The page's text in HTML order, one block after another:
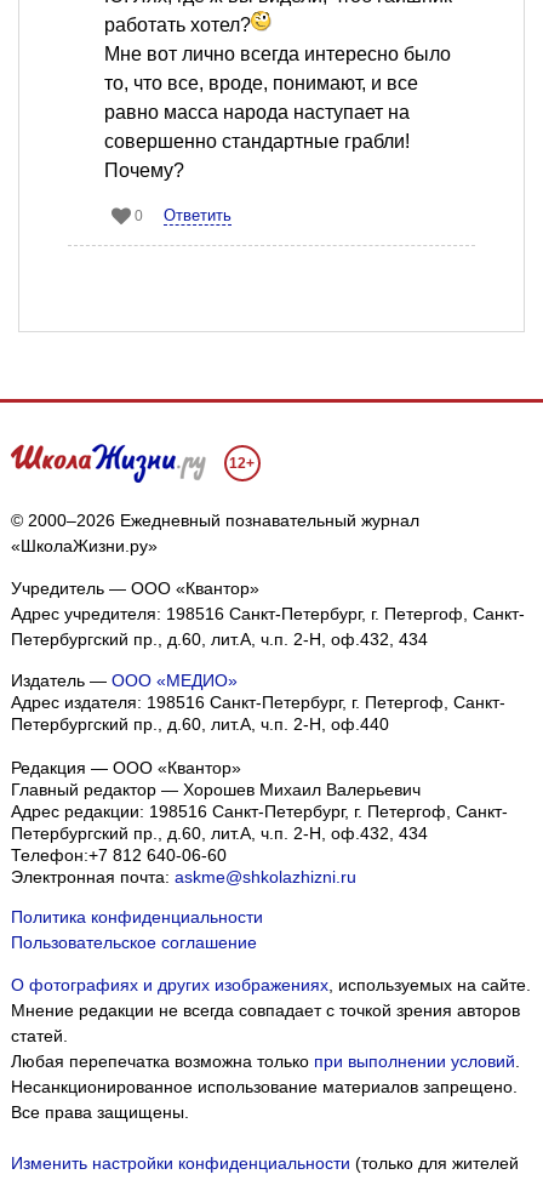
работать хотел?
Мне вот лично всегда интересно было
то, что все, вроде, понимают, и все
равно масса народа наступает на
совершенно стандартные грабли!
Почему?
0 Ответить
12+
© 2000–2026 Ежедневный познавательный журнал
«ШколаЖизни.ру»
Учредитель — ООО «Квантор»
Адрес учредителя: 198516 Санкт-Петербург, г. Петергоф, Санкт-
Петербургский пр., д.60, лит.А, ч.п. 2-Н, оф.432, 434
Издатель — ООО «МЕДИО»
Адрес издателя: 198516 Санкт-Петербург, г. Петергоф, Санкт-
Петербургский пр., д.60, лит.А, ч.п. 2-Н, оф.440
Редакция — ООО «Квантор»
Главный редактор — Хорошев Михаил Валерьевич
Адрес редакции: 198516 Санкт-Петербург, г. Петергоф Санкт-
Петербургский пр., д.60, лит.А, ч.п. 2-Н, оф.432, 434
Телефон:+7 812 640-06-60
Электронная почта: askme@shkolazhizni.ru
Политика конфиденциальности
Пользовательское соглашение
О фотографиях и других изображениях, используемых на сайте.
Мнение редакции не всегда совпадает с точкой зрения авторов
статей.
Любая перепечатка возможна только при выполнении условий
Несанкционированное использование материалов запрещено.
Все права защищены.
Изменить настройки конфиденциальности (только для жителей